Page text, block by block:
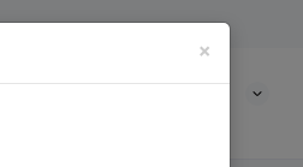
0 800 311 307
×